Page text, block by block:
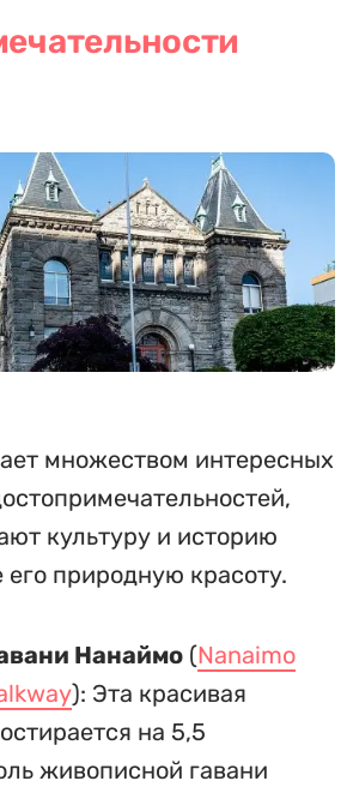
множеством интересных
культуру и историю
его природную красоту.
Нанаймо (Nanaimo
): Эта красивая
на 5,5
живописной гавани